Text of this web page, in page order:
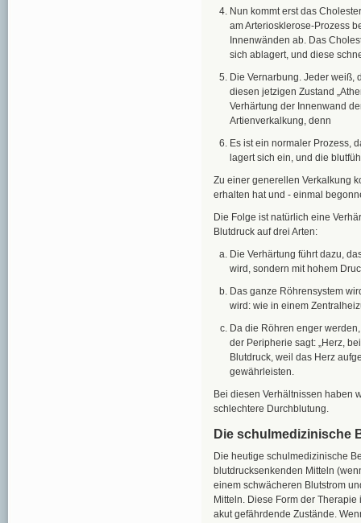
Nun kommt erst das
am Arteriosklerose-Prozess
Innenwänden ab. Das
sich ablagert, und diese
Die Vernarbung. Jeder weiß,
diesen jetzigen Zustand
Verhärtung der Innenwand
Artienverkalkung, denn
Es ist ein normaler Prozess,
lagert sich ein, und die
Zu einer generellen Verkalkung
erhalten hat und - einmal
Die Folge ist natürlich eine
Blutdruck auf drei Arten:
Die Verhärtung führt dazu,
wird, sondern mit hohem
Das ganze Röhrensystem
wird: wie in einem
Da die Röhren enger
der Peripherie sagt: „Herz,
Blutdruck, weil das Herz
gewährleisten.
Bei diesen Verhältnissen haben
schlechtere Durchblutung.
Die schulmedizinische
Die heutige schulmedizinische
blutdrucksenkenden Mitteln
einem schwächeren Blutstrom
Mitteln. Diese Form der
akut gefährdende Zustände.